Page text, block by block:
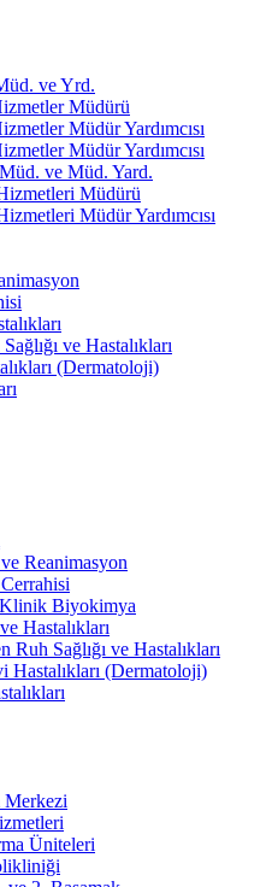
ve Yrd.
Müdürü
Müdür Yardımcısı
Müdür Yardımcısı
ve Müd. Yard.
Müdürü
Müdür Yardımcısı
ve Hastalıkları
(Dermatoloji)
Reanimasyon
Biyokimya
Hastalıkları
Ruh Sağlığı ve Hastalıkları
Hastalıkları (Dermatoloji)
Merkezi
Üniteleri